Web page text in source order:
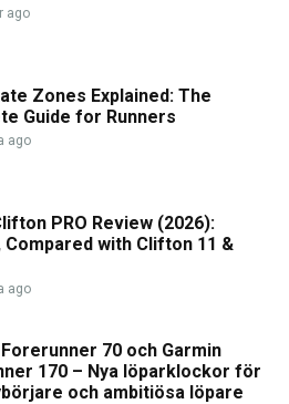
ago
Zones Explained: The
Guide for Runners
ago
PRO Review (2026):
Compared with Clifton 11 &
ago
70 och Garmin
170 – Nya löparklockor för
och ambitiösa löpare